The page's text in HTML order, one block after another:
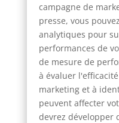
campagne de
presse, vous
analytiques pour
performances de
de mesure de
à évaluer
marketing et à
peuvent affecter
devrez développer